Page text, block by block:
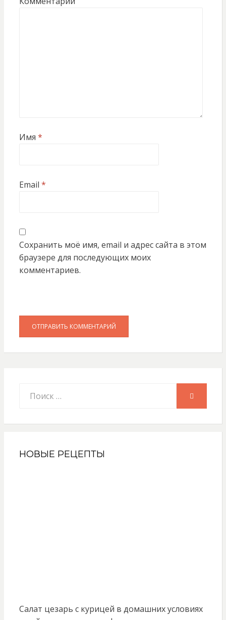
Имя *
Email *
Сохранить моё имя, email и адрес сайта в этом
браузере для последующих моих
комментариев.
НОВЫЕ РЕЦЕПТЫ
Салат цезарь с курицей в домашних условиях